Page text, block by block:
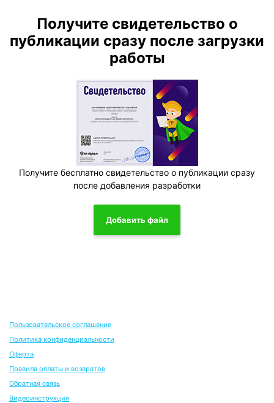
Получите свидетельство о
публикации сразу после загрузки
работы
Получите бесплатно свидетельство о публикации сразу
после добавления разработки
Добавить файл
Пользовательское соглашение
Политика конфиденциальности
Оферта
Правила оплаты и возвратов
Обратная связь
Видеоинструкция